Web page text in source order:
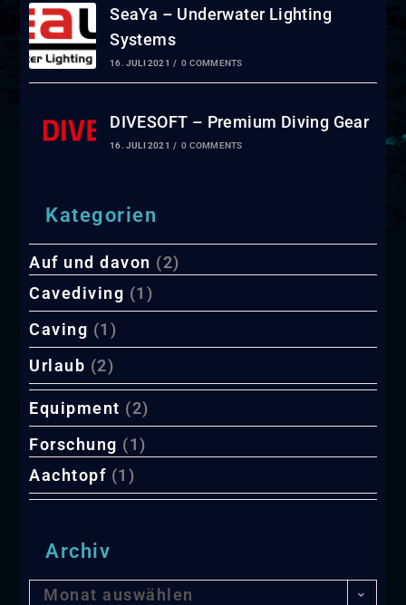
SeaYa – Underwater Lighting
Systems
16. JULI 2021 / 0 COMMENTS
DIVESOFT – Premium Diving Gear
16. JULI 2021 / 0 COMMENTS
Kategorien
Auf und davon (2)
Cavediving (1)
Caving (1)
Urlaub (2)
Equipment (2)
Forschung (1)
Aachtopf (1)
Archiv
Monat auswählen